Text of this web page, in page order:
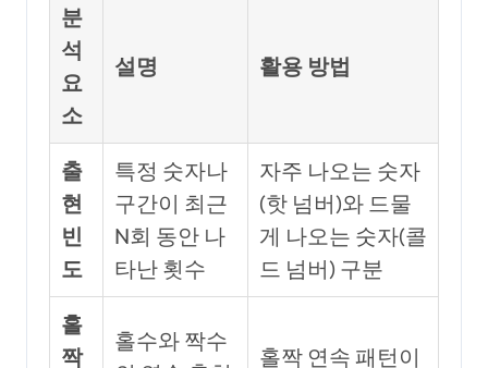
분
석
요
소
설명 활용 방법
출
현
빈
도
특정 숫자나
구간이 최근
N회 동안 나
타난 횟수
자주 나오는 숫자
(핫 넘버)와 드물
게 나오는 숫자(콜
드 넘버) 구분
홀
짝
홀수와 짝수
홀짝 연속 패턴이